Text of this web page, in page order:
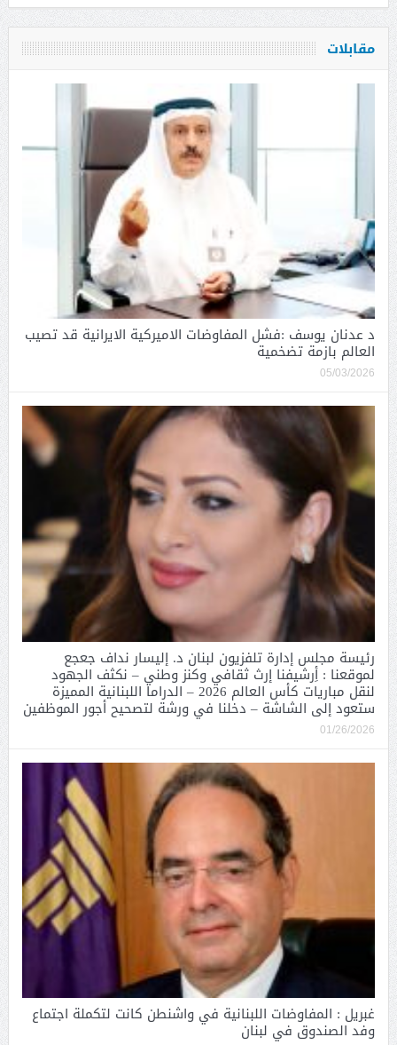
مقابلات
د عدنان يوسف :فشل المفاوضات الاميركية الايرانية قد تصيب
العالم بازمة تضخمية
05/03/2026
رئيسة مجلس إدارة تلفزيون لبنان د. إليسار نداف جعجع
لموقعنا : أِرشيفنا إرث ثقافي وكنز وطني – نكثف الجهود
لنقل مباريات كأس العالم 2026 – الدراما اللبنانية المميزة
ستعود إلى الشاشة – دخلنا في ورشة لتصحيح أجور الموظفين
01/26/2026
غبريل : المفاوضات اللبنانية في واشنطن كانت لتكملة اجتماع
وفد الصندوق في لبنان